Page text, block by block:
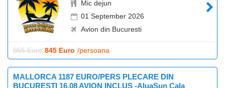
Mic dejun
01 September 2026
Avion din Bucuresti
955 Euro 845 Euro /persoana
MALLORCA 1187 EURO/PERS PLECARE DIN
BUCURESTI 16.08 AVION INCLUS -AluaSun Cala